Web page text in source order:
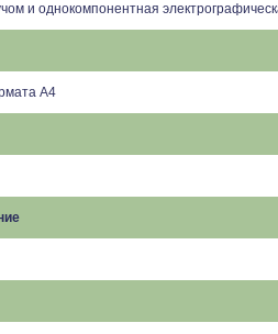
и однокомпонентная
А4